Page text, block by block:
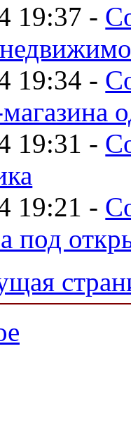
19:37 -
19:34 -
19:31 -
19:21 -
под